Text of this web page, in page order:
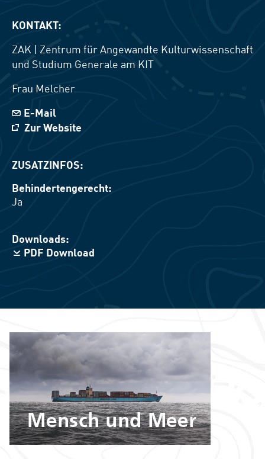
KONTAKT:
ZAK | Zentrum für Angewandte Kulturwissenschaft
und Studium Generale am KIT
Frau Melcher
E-Mail
Zur Website
ZUSATZINFOS:
Behindertengerecht:
Ja
Downloads:
PDF Download